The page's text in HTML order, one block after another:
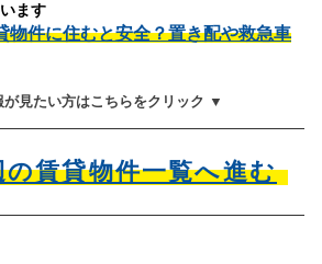
ます
物件に住むと安全？置き配や救急車
見たい方はこちらをクリック ▼
の賃貸物件一覧へ進む